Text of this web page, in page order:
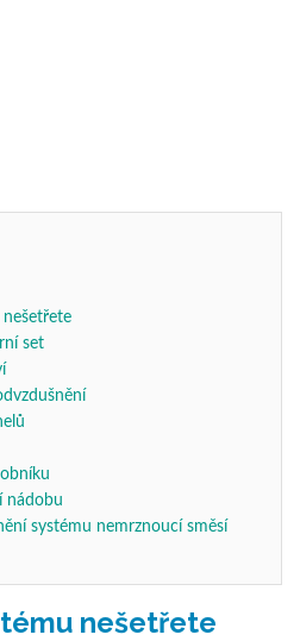
set
nádobu
systému nemrznoucí směsí
nešetřete